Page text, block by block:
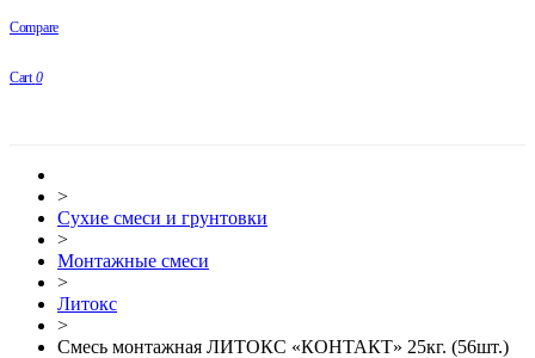
Compare
Cart 0
>
Сухие смеси и грунтовки
>
Монтажные смеси
>
Литокс
>
Смесь монтажная ЛИТОКС «КОНТАКТ» 25кг. (56шт.)